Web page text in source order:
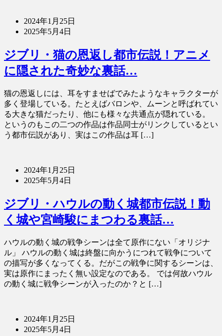
2024年1月25日
2025年5月4日
ジブリ・猫の恩返し都市伝説！アニメ
に隠された奇妙な裏話…
猫の恩返しには、耳をすませばでみたようなキャラクターが
多く登場している。たとえばバロンや、ムーンと呼ばれてい
る大きな猫だったり、他にも様々な共通点が隠れている。
というのもこの二つの作品は作品同士がリンクしているとい
う都市伝説があり、実はこの作品は耳 […]
2024年1月25日
2025年5月4日
ジブリ・ハウルの動く城都市伝説！動
く城や宮崎駿にまつわる裏話…
ハウルの動く城の戦争シーンは全て原作にない「オリジナ
ル」 ハウルの動く城は終盤に向かうにつれて戦争について
の描写が多くなってくる。だがこの戦争に関するシーンは、
実は原作にまったく無い設定なのである。 では何故ハウル
の動く城に戦争シーンが入ったのか？と […]
2024年1月25日
2025年5月4日